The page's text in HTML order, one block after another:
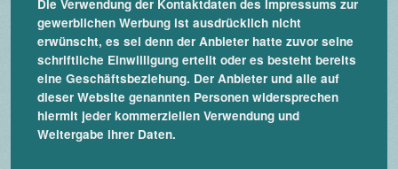
Die Verwendung der Kontaktdaten des Impressums zur
gewerblichen Werbung ist ausdrücklich nicht
erwünscht, es sei denn der Anbieter hatte zuvor seine
schriftliche Einwilligung erteilt oder es besteht bereits
eine Geschäftsbeziehung. Der Anbieter und alle auf
dieser Website genannten Personen widersprechen
hiermit jeder kommerziellen Verwendung und
Weitergabe ihrer Daten.